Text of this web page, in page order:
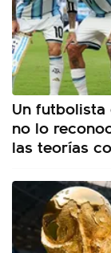
Un futbolista
no lo
las teorías